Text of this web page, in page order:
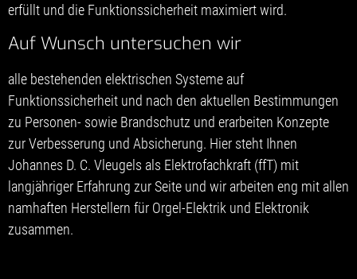
erfüllt und die Funktionssicherheit maximiert wird.
Auf Wunsch untersuchen wir
alle bestehenden elektrischen Systeme auf
Funktionssicherheit und nach den aktuellen Bestimmungen
zu Personen- sowie Brandschutz und erarbeiten Konzepte
zur Verbesserung und Absicherung. Hier steht Ihnen
Johannes D. C. Vleugels als Elektrofachkraft (ffT) mit
langjähriger Erfahrung zur Seite und wir arbeiten eng mit allen
namhaften Herstellern für Orgel-Elektrik und Elektronik
zusammen.